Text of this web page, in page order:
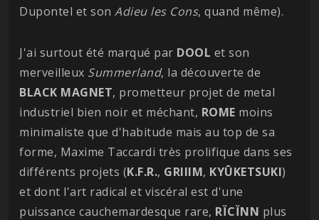
Dupontel et son Adieu les Cons, quand même).
J'ai surtout été marqué par DOOL et son
merveilleux Summerland, la découverte de
BLACK MAGNET, prometteur projet de metal
industriel bien noir et méchant, ROME moins
minimaliste que d'habitude mais au top de sa
forme, Maxime Taccardi très prolifique dans ses
différents projets (K.F.R., GRIIIM, KYŪKETSUKI)
et dont l'art radical et viscéral est d'une
puissance cauchemardesque rare, RÏCÏNN plus